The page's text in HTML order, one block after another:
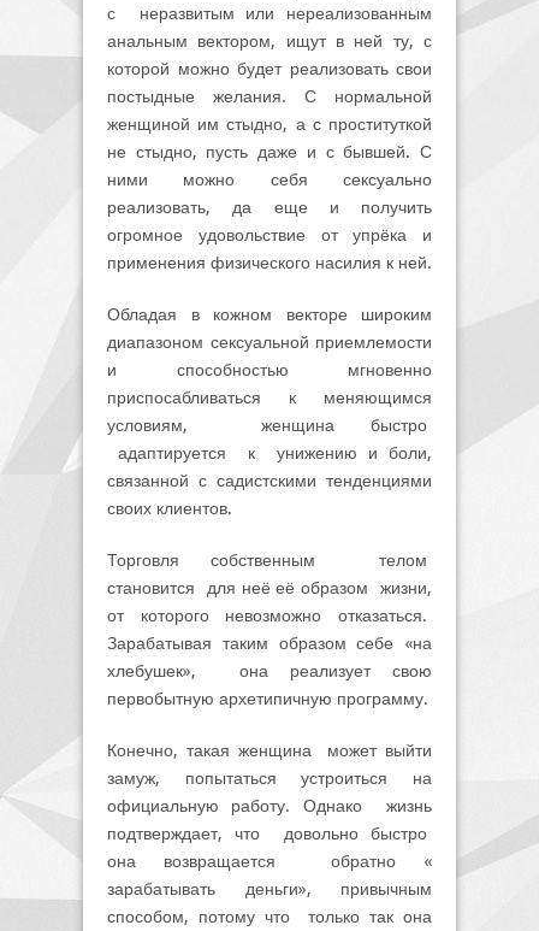
с неразвитым или нереализованным
анальным вектором, ищут в ней ту, с
которой можно будет реализовать свои
постыдные желания. С нормальной
женщиной им стыдно, а с проституткой
не стыдно, пусть даже и с бывшей. С
ними можно себя сексуально
реализовать, да еще и получить
огромное удовольствие от упрёка и
применения физического насилия к ней.
Обладая в кожном векторе широким
диапазоном сексуальной приемлемости
и способностью мгновенно
приспосабливаться к меняющимся
условиям, женщина быстро
адаптируется к унижению и боли,
связанной с садистскими тенденциями
своих клиентов.
Торговля собственным телом
становится для неё её образом жизни,
от которого невозможно отказаться.
Зарабатывая таким образом себе «на
хлебушек», она реализует свою
первобытную архетипичную программу.
Конечно, такая женщина может выйти
замуж, попытаться устроиться на
официальную работу. Однако жизнь
подтверждает, что довольно быстро
она возвращается обратно «
зарабатывать деньги», привычным
способом, потому что только так она